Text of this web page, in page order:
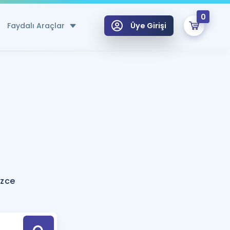
Faydalı Araçlar
Hesaplama Aracı
için Öneriler
Tek Takvimde
Üye Girişi
0